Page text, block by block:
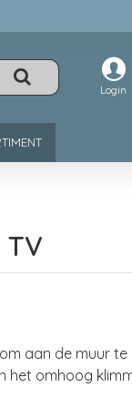
Login
TV
aan de muur
het omhoog